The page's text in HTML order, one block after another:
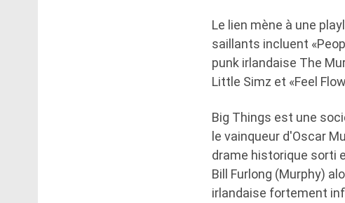
Le lien mène à une
saillants incluent
punk irlandaise The
Little Simz et «Feel
Big Things est une
le vainqueur d'Oscar
drame historique sorti
Bill Furlong (Murphy)
irlandaise fortement